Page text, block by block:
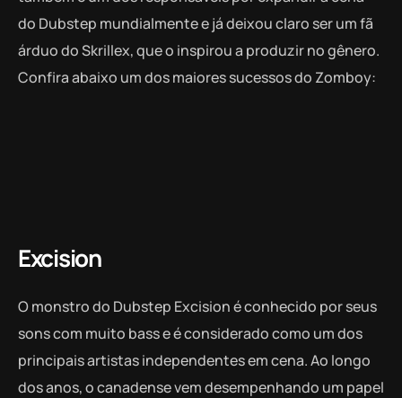
do Dubstep mundialmente e já deixou claro ser um fã
árduo do Skrillex, que o inspirou a produzir no gênero.
Confira abaixo um dos maiores sucessos do Zomboy:
Excision
O monstro do Dubstep Excision é conhecido por seus
sons com muito bass e é considerado como um dos
principais artistas independentes em cena. Ao longo
dos anos, o canadense vem desempenhando um papel